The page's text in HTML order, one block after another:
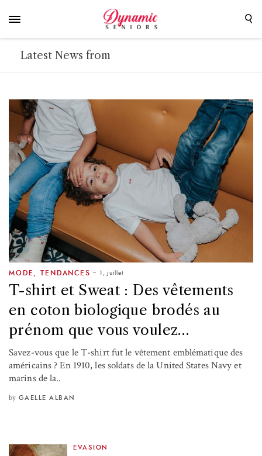
Latest News from
MODE ,TENDANCES 1, juillet
T-shirt et Sweat : Des vêtements
en coton biologique brodés au
prénom que vous voulez…
Savez-vous que le T-shirt fut le vêtement emblématique des
américains ? En 1910, les soldats de la United States Navy et
marins de la..
by GAELLE ALBAN
EVASION